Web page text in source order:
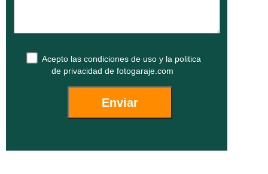
Acepto las condiciones de uso y la politica
de privacidad de fotogaraje.com